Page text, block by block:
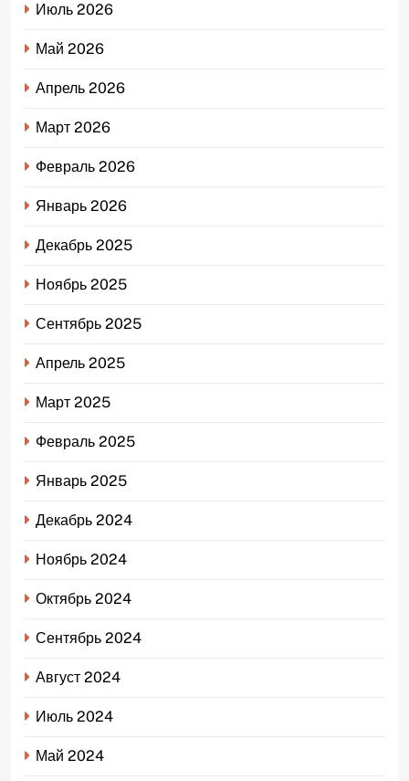
Июль 2026
Май 2026
Апрель 2026
Март 2026
Февраль 2026
Январь 2026
Декабрь 2025
Ноябрь 2025
Сентябрь 2025
Апрель 2025
Март 2025
Февраль 2025
Январь 2025
Декабрь 2024
Ноябрь 2024
Октябрь 2024
Сентябрь 2024
Август 2024
Июль 2024
Май 2024